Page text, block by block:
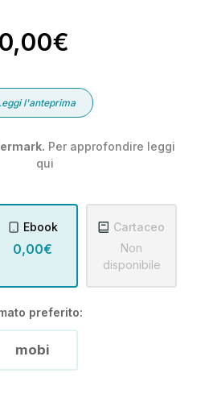
0,00€
l'anteprima
Per approfondire leggi
qui
Ebook
0,00€
Cartaceo
Non
disponibile
preferito:
mobi